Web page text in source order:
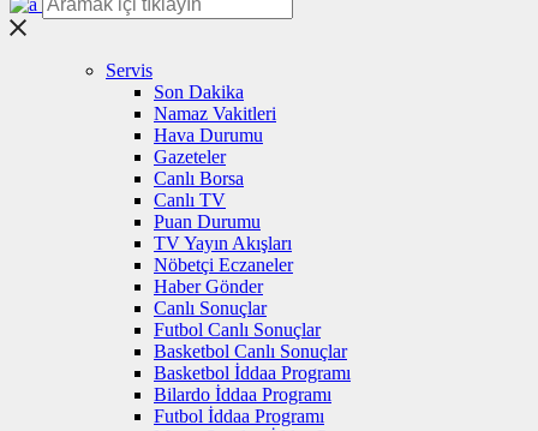
Servis
Son Dakika
Namaz Vakitleri
Hava Durumu
Gazeteler
Canlı Borsa
Canlı TV
Puan Durumu
TV Yayın Akışları
Nöbetçi Eczaneler
Haber Gönder
Canlı Sonuçlar
Futbol Canlı Sonuçlar
Basketbol Canlı Sonuçlar
Basketbol İddaa Programı
Bilardo İddaa Programı
Futbol İddaa Programı